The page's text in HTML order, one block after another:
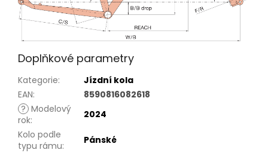
Doplňkové parametry
Kategorie:
Jízdní kola
EAN:
8590816082618
? Modelový
rok:
2024
Kolo podle
typu rámu:
Pánské